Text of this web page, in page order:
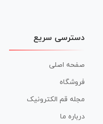
دسترسی سریع
صفحه اصلی
فروشگاه
مجله قم الکترونیک
درباره ما